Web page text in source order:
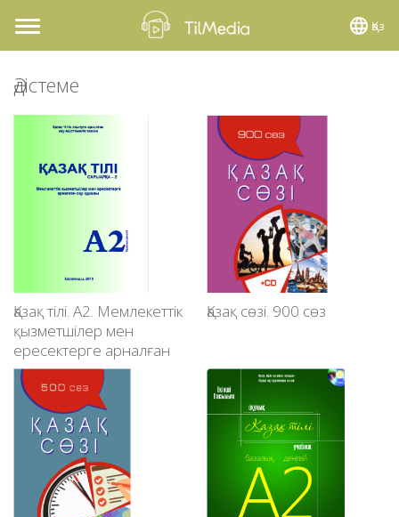
Toggle
navigation
Қаз
Әдістеме
Қазақ тілі. А2. Мемлекеттік
қызметшілер мен
ересектерге арналған
оқу құралы
Қазақ сөзі. 900 сөз